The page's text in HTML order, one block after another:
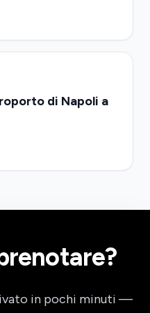
di Napoli a
in pochi minuti —